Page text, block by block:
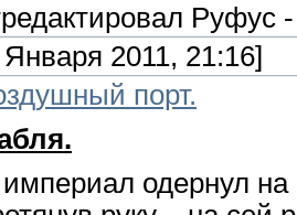
Руфус
Января 2011, 21:16]
порт.
одернул на